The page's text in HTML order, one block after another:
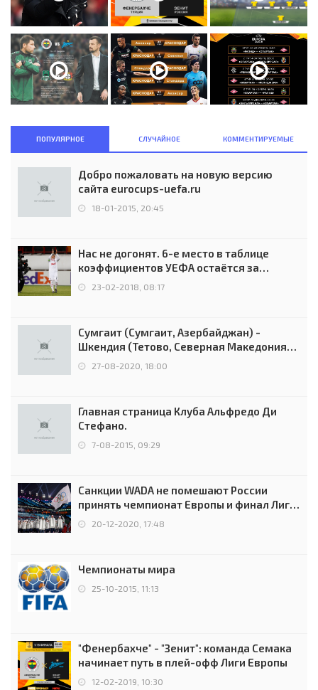
ПОПУЛЯРНОЕ СЛУЧАЙНОЕ КОММЕНТИРУЕМЫЕ
Добро пожаловать на новую версию
сайта eurocups-uefa.ru
18-01-2015, 20:45
Нас не догонят. 6-е место в таблице
коэффициентов УЕФА остаётся за
Россией
23-02-2018, 08:17
Сумгаит (Сумгаит, Азербайджан) -
Шкендия (Тетово, Северная Македония) -
0:2 (0:0)
27-08-2020, 18:00
Главная страница Клуба Альфредо Ди
Стефано.
7-08-2015, 09:29
Санкции WADA не помешают России
принять чемпионат Европы и финал Лиги
чемпионов.
20-12-2020, 17:48
Чемпионаты мира
25-10-2015, 11:13
"Фенербахче" - "Зенит": команда Семака
начинает путь в плей-офф Лиги Европы
12-02-2019, 10:30